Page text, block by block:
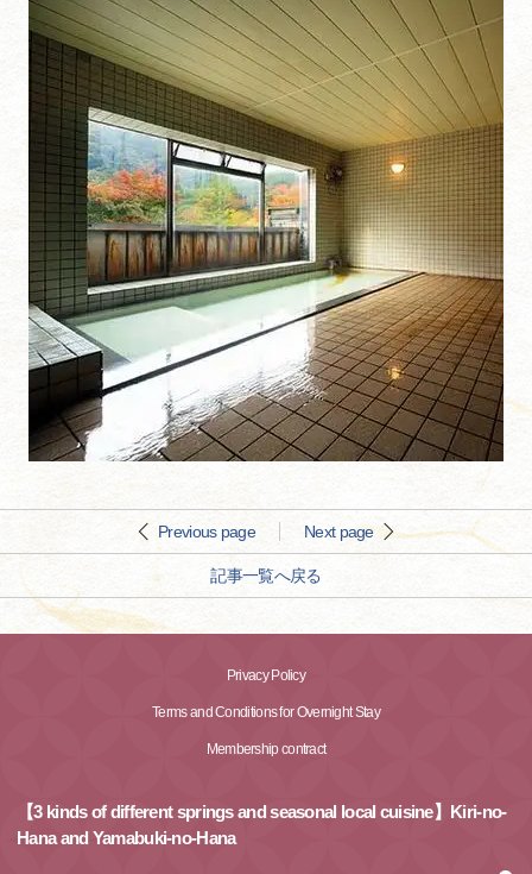
Previous page Next page
記事一覧へ戻る
Privacy Policy
Terms and Conditions for Overnight Stay
Membership contract
【3 kinds of different springs and seasonal local cuisine】Kiri-no-
Hana and Yamabuki-no-Hana